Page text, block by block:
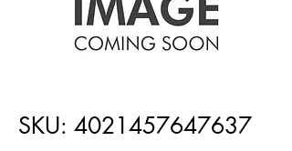
SKU: 4021457647637